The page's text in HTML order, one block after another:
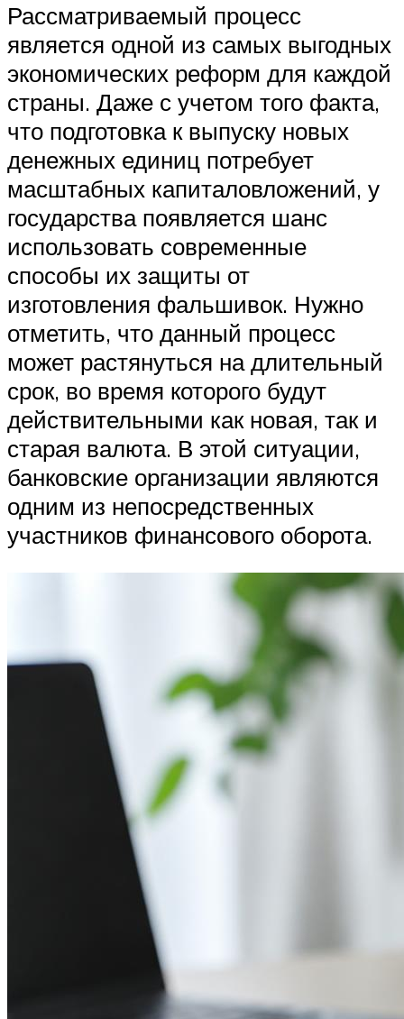
Рассматриваемый процесс
является одной из самых выгодных
экономических реформ для каждой
страны. Даже с учетом того факта,
что подготовка к выпуску новых
денежных единиц потребует
масштабных капиталовложений, у
государства появляется шанс
использовать современные
способы их защиты от
изготовления фальшивок. Нужно
отметить, что данный процесс
может растянуться на длительный
срок, во время которого будут
действительными как новая, так и
старая валюта. В этой ситуации,
банковские организации являются
одним из непосредственных
участников финансового оборота.